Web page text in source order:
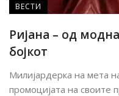
ВЕСТИ
Ријана – од
бојкот
Милијардерка на мета
промоцијата на своите